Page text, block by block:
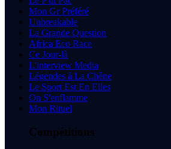
Mon Gr Préféré
Unbreakable
La Grande Question
Africa Eco Race
Ce Jour-là
L'interview Media
Légendes à La Chêne
Le Sport Est En Elles
On S'enflamme
Mon Rituel
Compétitions